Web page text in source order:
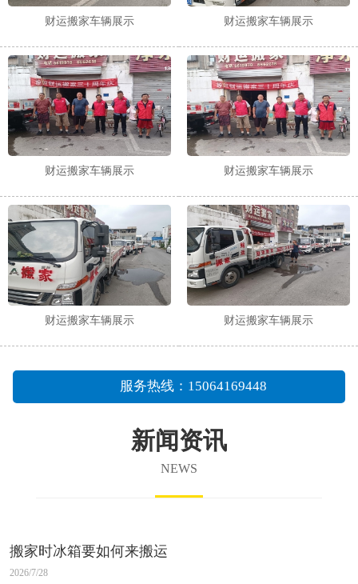
财运搬家车辆展示 财运搬家车辆展示
财运搬家车辆展示 财运搬家车辆展示
财运搬家车辆展示 财运搬家车辆展示
服务热线：15064169448
新闻资讯
NEWS
搬家时冰箱要如何来搬运
2026/7/28